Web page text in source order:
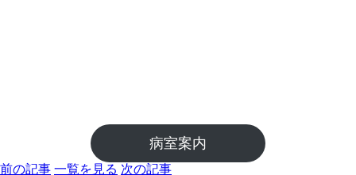
病室案内
前の記事 一覧を見る 次の記事